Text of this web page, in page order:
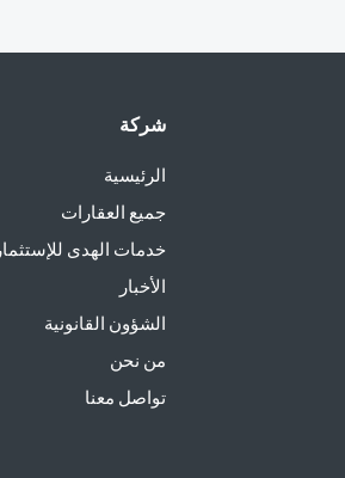
شركة
الرئيسية
جميع العقارات
خدمات الهدى للإستثمار
الأخبار
الشؤون القانونية
من نحن
تواصل معنا